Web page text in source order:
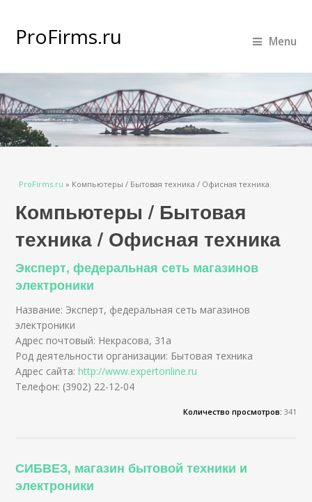
ProFirms.ru Menu
Вы здесь
ProFirms.ru » Компьютеры / Бытовая техника / Офисная техника
Компьютеры / Бытовая
техника / Офисная техника
Эксперт, федеральная сеть магазинов
электроники
Название: Эксперт, федеральная сеть магазинов
электроники
Адрес почтовый: Некрасова, 31а
Род деятельности организации: Бытовая техника
Адрес сайта:http://www.expertonline.ru
Телефон: (3902) 22-12-04
Количество просмотров: 341
СИБВЕЗ, магазин бытовой техники и
электроники